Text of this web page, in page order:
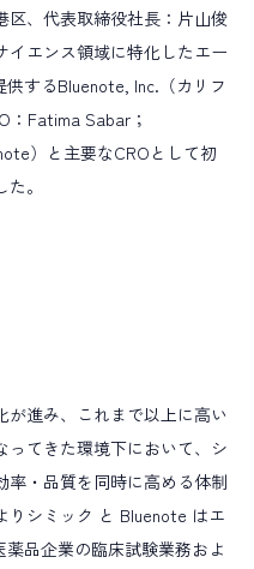
O NMENT
多様な働き方
マネジメント
区、代表取締役社長：片山俊
イエンス領域に特化したエー
するBluenote, Inc.（カリフ
：Fatima Sabar；
）と主要なCROとして初
。
が進み、これまで以上に高い
ってきた環境下において、シ
率・品質を同時に高める体制
りシミック と Bluenote はエ
品企業の臨床試験業務およ